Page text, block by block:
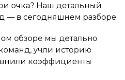
очка? Наш детальный
— в сегодняшнем разборе.
обзоре мы детально
учли историю
коэффициенты